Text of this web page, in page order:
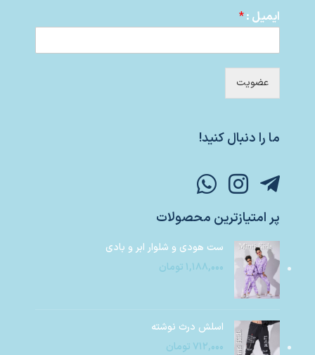
ایمیل :*
عضویت
ما را دنبال کنید!
پر امتیازترین محصولات
ست هودی و شلوار ابر و بادی
۱,۱۸۸,۰۰۰ تومان
اسلش درث نوشته
۷۱۲,۰۰۰ تومان